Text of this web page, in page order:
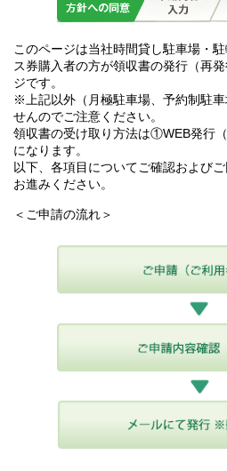
このページは当社時間貸し駐車場・
ス券購入者の方が領収書の発行（再
ジです。
※上記以外（月極駐車場、予約制駐
せんのでご注意ください。
領収書の受け取り方法は①WEB発行
になります。
以下、各項目についてご確認および
お進みください。
＜ご申請の流れ＞